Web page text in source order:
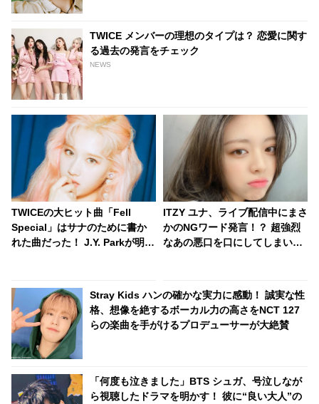
TWICE メンバーの理想のタイプは？ 恋愛に関す
る過去の発言をチェック
NEWS
TWICEの大ヒット曲「Fell
Special」はサナのために書か
れた曲だった！ J.Y. Parkが明か
ちの友情に敬意を表す
ITZY ユナ、ライブ配信中にまさ
かのNGワード発言！？ 超強烈
なあの悪口を口にしてしまい、
Stray Kids ハンの確かな実力に感動！ 誠実な性
格、想像を絶するボーカル力の高さをNCT 127
らの楽曲を手がけるプロデューサーが大絶賛
「何度も泣きました」BTS シュガ、号泣しなが
ら視聴したドラマを明かす！ 彼に“良い大人”の